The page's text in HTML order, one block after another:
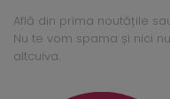
Află din prima noutățile
Nu te vom spama și nici
altcuiva.